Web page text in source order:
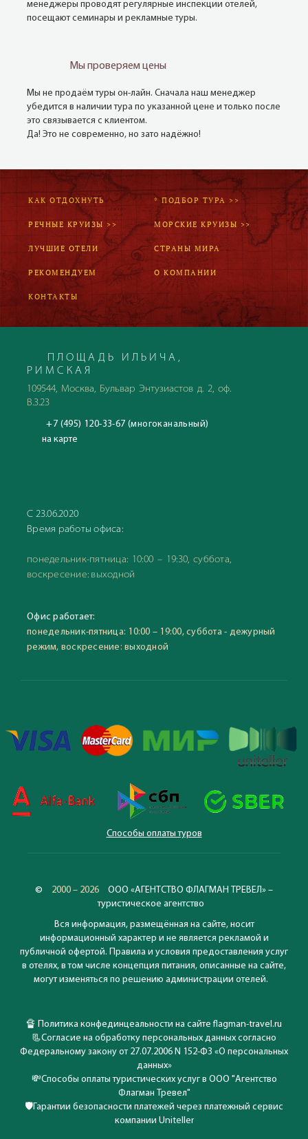
менеджеры проводят регулярные инспекции отелей,
посещают семинары и рекламные туры.
Мы проверяем цены
Мы не продаём туры он-лайн. Сначала наш менеджер
убедится в наличии тура по указанной цене и только после
это связывается с клиентом.
Да! Это не современно, но зато надёжно!
КАК ОТДОХНУТЬ * ПОДБОР ТУРА >>
РЕЧНЫЕ КРУИЗЫ >> МОРСКИЕ КРУИЗЫ >>
ЛУЧШИЕ ОТЕЛИ СТРАНЫ МИРА
РЕКОМЕНДУЕМ О КОМПАНИИ
КОНТАКТЫ
ПЛОЩАДЬ ИЛЬИЧА,
РИМСКАЯ
109544, Москва, Бульвар Энтузиастов д. 2, оф.
В.3.23
+7 (495) 120-33-67 (многоканальный)
на карте
С 23.06.2020
Время работы офиса:
понедельник-пятница: 10:00 – 19:30, суббота,
воскресение: выходной
Офис работает:
понедельник-пятница: 10:00 – 19:00, суббота - дежурный
режим, воскресение: выходной
Способы оплаты туров
© 2000 – 2026
ООО «АГЕНТСТВО ФЛАГМАН ТРЕВЕЛ» –
туристическое агентство
Вся информация, размещённая на сайте, носит
информационный характер и не является рекламой и
публичной офертой. Правила и условия предоставления услуг
в отелях, в том числе концепция питания, описанные на сайте,
могут изменяться по решению администрации отелей.
🔏 Политика конфединцеальности на сайте flagman-travel.ru
📃Согласие на обработку персональных данных согласно
Федеральному закону от 27.07.2006 N 152-ФЗ «О персональных
данных»
💸Способы оплаты туристических услуг в ООО "Агентство
Флагман Тревел"
🛡️Гарантии безопасности платежей через платежный сервис
компании Uniteller